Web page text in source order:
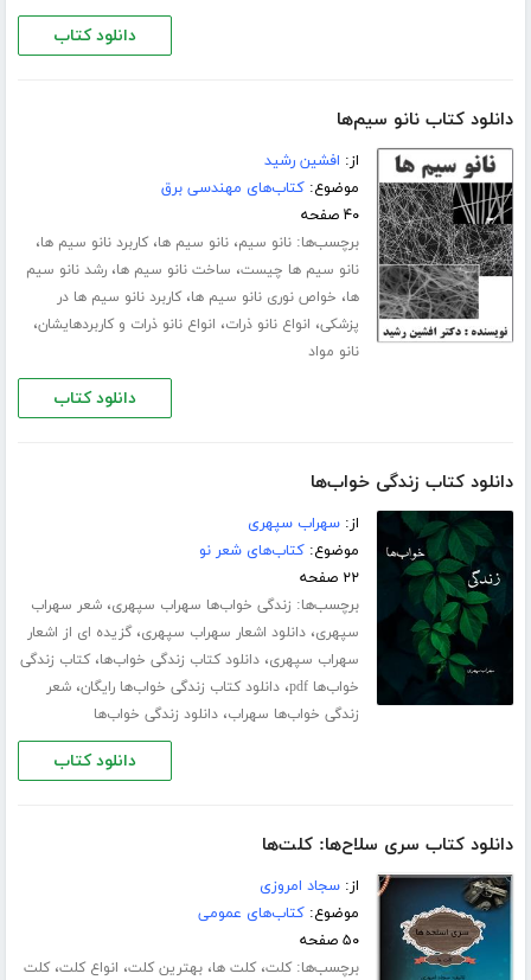
دانلود کتاب
دانلود کتاب نانو سیم‌ها
از: افشین رشید
موضوع:کتاب‌های مهندسی برق
۴۰ صفحه
برچسب‌ها:نانو سیم،نانو سیم ها،کاربرد نانو سیم ها،
نانو سیم ها چیست، ساخت نانو سیم ها،رشد نانو سیم
ها، خواص نوری نانو سیم ها،کاربرد نانو سیم ها در
پزشکی، انواع نانو ذرات، انواع نانو ذرات و کاربردهایشان،
نانو مواد
دانلود کتاب
دانلود کتاب زندگی خواب‌ها
از:سهراب سپهری
موضوع:کتاب‌های شعر نو
۲۲ صفحه
برچسب‌ها: زندگی خواب‌ها سهراب سپهری،شعر سهراب
سپهری،دانلود اشعار سهراب سپهری،گزیده ای از اشعار
سهراب سپهری،دانلود کتاب زندگی خواب‌ها،کتاب زندگی
خواب‌ها pdf
،دانلود کتاب زندگی خواب‌ها رایگان،شعر
زندگی خواب‌ها سهراب،دانلود زندگی خواب‌ها
دانلود کتاب
دانلود کتاب سری سلاح‌ها: کلت‌ها
از:سجاد امروزی
موضوع:کتاب‌های عمومی
۵۰ صفحه
برچسب‌ها:کلت،کلت ها،بهترین کلت، انواع کلت،کلت